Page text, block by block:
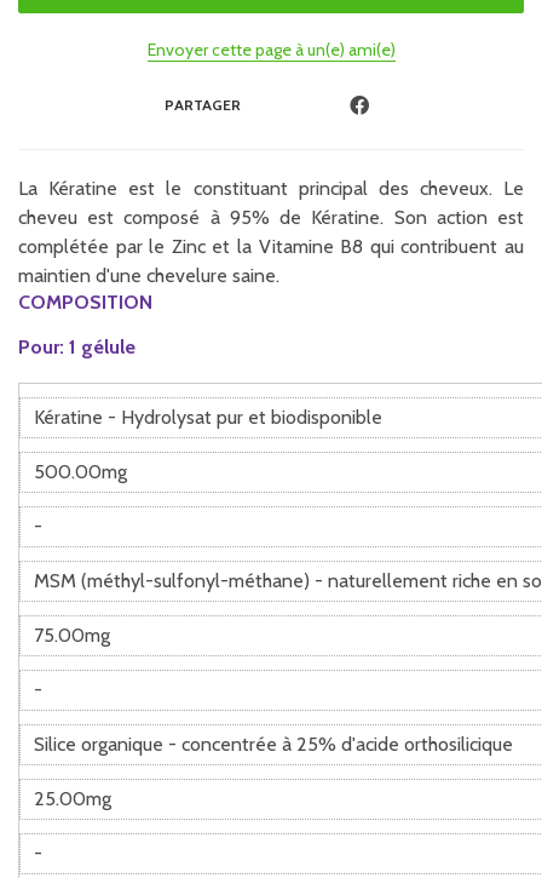
Envoyer cette page à un(e) ami(e)
PARTAGER
La Kératine est le constituant principal des cheveux. Le
cheveu est composé à 95% de Kératine. Son action est
complétée par le Zinc et la Vitamine B8 qui contribuent au
maintien d'une chevelure saine.
COMPOSITION
Pour: 1 gélule
Kératine - Hydrolysat pur et biodisponible
500.00mg
-
MSM (méthyl-sulfonyl-méthane) - naturellement riche en
75.00mg
-
Silice organique - concentrée à 25% d'acide orthosilicique
25.00mg
-